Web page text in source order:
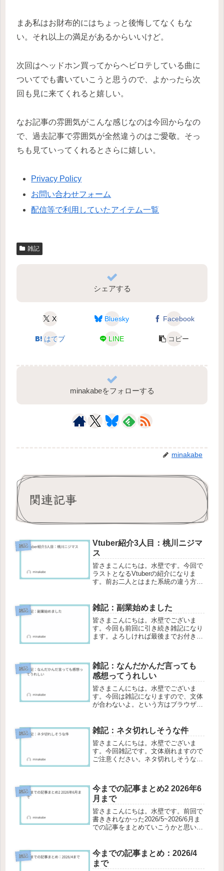
まあ私はお財布的にはちょっと後悔してなくもな
い。それ以上の満足があるからいいけど。
次回はヘッドホン買ってからヘビロテしている曲に
ついてでも書いていこうと思うので、よかったら次
回も見に来てくれると嬉しい。
なお記事の雰囲気がこんな感じなのは今回からなの
で、過去記事で雰囲気が全然違うのはご愛敬。そっ
ちも見ていってくれるとさらに嬉しい。
Privacy Policy
お問い合わせフォーム
配信等で利用していたアイテム一覧
雑記
シェアする
X Bluesky Facebook
はてブ LINE コピー
minakabeをフォローする
minakabe
関連記事
雑記
Vtuber紹介3人目：桃川ニジマ
ス
皆さまこんにちは。水壁です。今回で
ラストとなるVtuberの紹介になりま
す。前お二人とはまた系統の違う方で
桃川ニジマス：うおむすめこちらチャ
ンネルになります。今回ご紹介する...
雑記 雑記：副業始めました
皆さまこんにちは。水壁でございま
す。今回も前回に引き続き雑記になり
ます。よろしければ最後までお付き合
すけどね？自己紹介から読んでくれて
いる人であればご存じかとは思います
が、...
雑記
雑記：なんだかんだ言っても
感想ってうれしい
皆さまこんにちは。水壁でございま
す。今回は雑記になりますので、文体
が合わないよ。という方はブラウザバ
す。なんだかんだ感想ってうれしいX
やBlueskyなどのSNSから見つけ...
雑記 雑記：ネタ切れしそうな件
皆さまこんにちは。水壁でございま
す。今回雑記です。文体崩れますので
ご注意ください。ネタ切れしそうな件
以上、本を読まなきゃ評することが出
来ないわけで。ここまで紹介していた
本は...
雑記
今までの記事まとめ2 2026年6
月まで
皆さまこんにちは。水壁です。前回で
書ききれなかった2026/5~2026/6月ま
での記事をまとめていこうかと思いま
よろしくお願いいたします。2026年5
月閑話休題：ここは書...
雑記
今までの記事まとめ：2026/4
まで